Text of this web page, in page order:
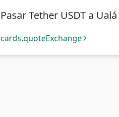
Pasar Tether USDT a Ualá
cards.quoteExchange arrow_forward_ios